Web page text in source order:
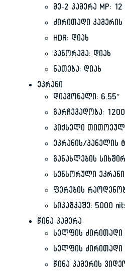
მე-2 კამერა MP:
ძირითადი კამერის
HDR: დიახ
პანორამა: დიახ
ნათება: დიახ
ეკრანი
დიაგონალი: 6.55″
გარჩევადობა:
პიქსელი თითოეულ
ეკრანის/პანელის
განახლების
სენსორული
ფერების
სიკაშკაშე: 5000
წინა კამერა
სელფის ძირითადი
სელფის ძირითადი
წინა კამერის